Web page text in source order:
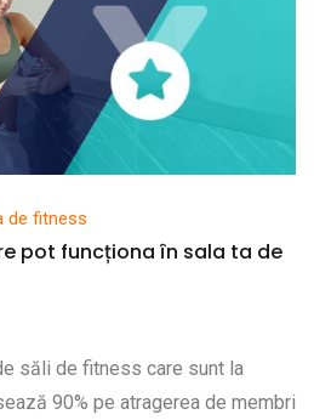
de fitness
pot funcționa în sala ta de
săli de fitness care sunt la
90% pe atragerea de membri